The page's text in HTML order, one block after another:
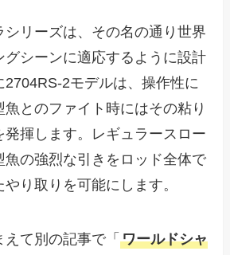
シリーズは、その名の通り世界
グシーンに適応するように設計
2704RS-2モデルは、操作性に
とのファイト時にはその粘り
発揮します。レギュラースロー
魚の強烈な引きをロッド全体で
り取りを可能にします。
えて別の記事で「ワールドシャ